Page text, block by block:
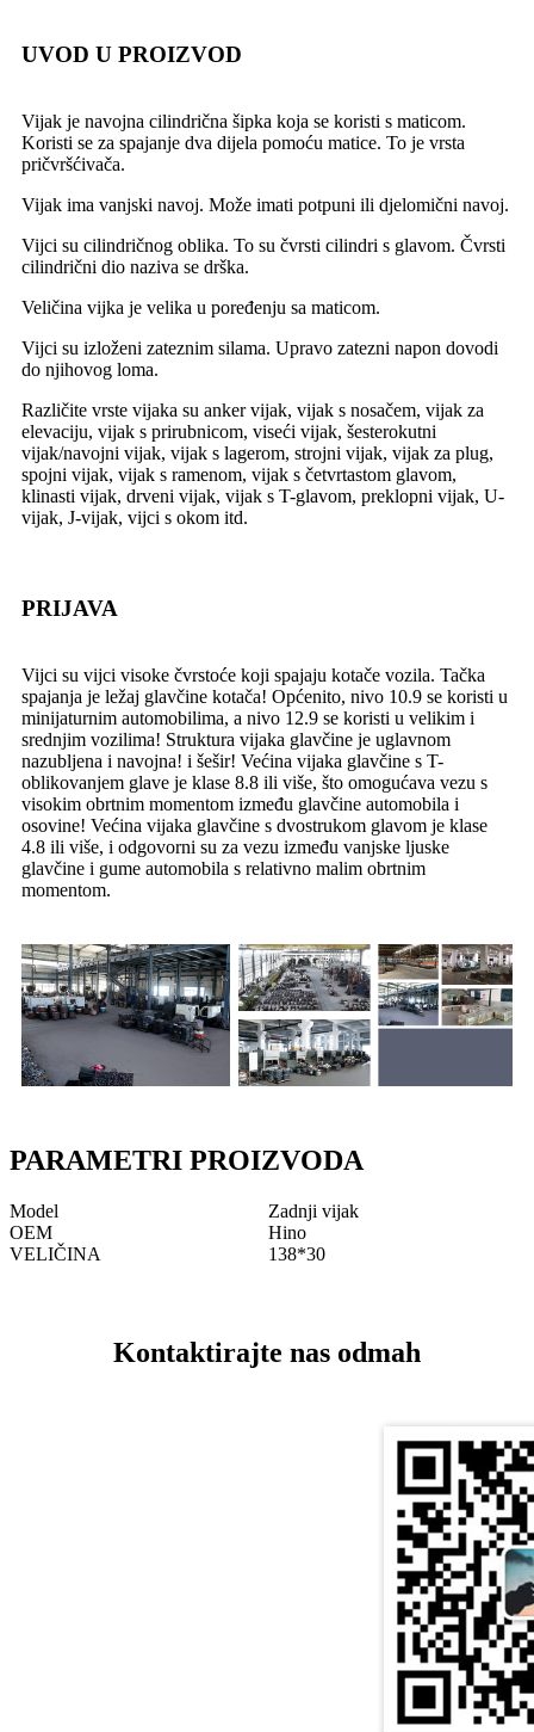
UVOD U PROIZVOD
Vijak je navojna cilindrična šipka koja se koristi s maticom.
Koristi se za spajanje dva dijela pomoću matice. To je vrsta
pričvršćivača.
Vijak ima vanjski navoj. Može imati potpuni ili djelomični navoj.
Vijci su cilindričnog oblika. To su čvrsti cilindri s glavom. Čvrsti
cilindrični dio naziva se drška.
Veličina vijka je velika u poređenju sa maticom.
Vijci su izloženi zateznim silama. Upravo zatezni napon dovodi
do njihovog loma.
Različite vrste vijaka su anker vijak, vijak s nosačem, vijak za
elevaciju, vijak s prirubnicom, viseći vijak, šesterokutni
vijak/navojni vijak, vijak s lagerom, strojni vijak, vijak za plug,
spojni vijak, vijak s ramenom, vijak s četvrtastom glavom,
klinasti vijak, drveni vijak, vijak s T-glavom, preklopni vijak, U-
vijak, J-vijak, vijci s okom itd.
PRIJAVA
Vijci su vijci visoke čvrstoće koji spajaju kotače vozila. Tačka
spajanja je ležaj glavčine kotača! Općenito, nivo 10.9 se koristi u
minijaturnim automobilima, a nivo 12.9 se koristi u velikim i
srednjim vozilima! Struktura vijaka glavčine je uglavnom
nazubljena i navojna! i šešir! Većina vijaka glavčine s T-
oblikovanjem glave je klase 8.8 ili više, što omogućava vezu s
visokim obrtnim momentom između glavčine automobila i
osovine! Većina vijaka glavčine s dvostrukom glavom je klase
4.8 ili više, i odgovorni su za vezu između vanjske ljuske
glavčine i gume automobila s relativno malim obrtnim
momentom.
PARAMETRI PROIZVODA
Model
Zadnji vijak
OEM
Hino
VELIČINA
138*30
Kontaktirajte nas odmah